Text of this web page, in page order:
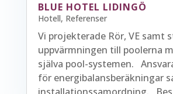
BLUE HOTEL LIDINGÖ
Hotell, Referenser
Vi projekterade Rör, VE samt
uppvärmningen till poolerna
själva pool-systemen.
för energibalansberäkningar